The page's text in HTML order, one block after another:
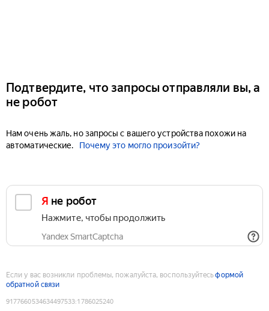
Подтвердите, что запросы отправляли вы, а
не робот
Нам очень жаль, но запросы с вашего устройства похожи на
автоматические.
Почему это могло произойти?
Я не робот
Нажмите, чтобы продолжить
Yandex SmartCaptcha
Если у вас возникли проблемы, пожалуйста, воспользуйтесьформой
обратной связи
9177660534634497533:1786025240